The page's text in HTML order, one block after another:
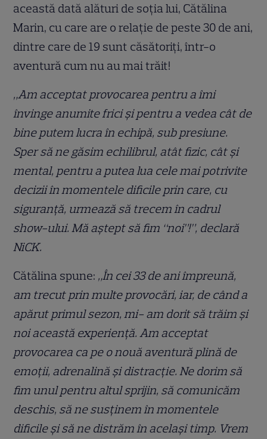
această dată alături de soția lui, Cătălina
Marin, cu care are o relație de peste 30 de ani,
dintre care de 19 sunt căsătoriți, într-o
aventură cum nu au mai trăit!
„Am acceptat provocarea pentru a îmi
învinge anumite frici și pentru a vedea cât de
bine putem lucra în echipă, sub presiune.
Sper să ne găsim echilibrul, atât fizic, cât și
mental, pentru a putea lua cele mai potrivite
decizii în momentele dificile prin care, cu
siguranță, urmează să trecem în cadrul
show-ului. Mă aștept să fim “noi”!”, declară
NiCK.
Cătălina spune: „În cei 33 de ani împreună,
am trecut prin multe provocări, iar, de când a
apărut primul sezon, mi- am dorit să trăim și
noi această experiență. Am acceptat
provocarea ca pe o nouă aventură plină de
emoții, adrenalină și distracție. Ne dorim să
fim unul pentru altul sprijin, să comunicăm
deschis, să ne susținem în momentele
dificile și să ne distrăm în același timp. Vrem